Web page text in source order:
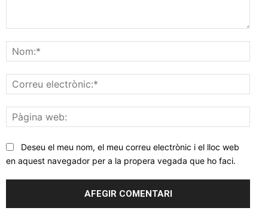
web:
Deseu el meu nom, el meu correu electrònic i el lloc web
en aquest navegador per a la propera vegada que ho faci.